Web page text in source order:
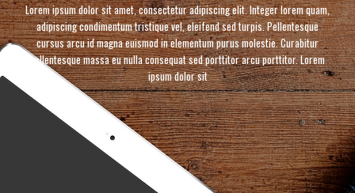
Lorem ipsum dolor sit amet, consectetur adipiscing elit. Integer lorem quam,
adipiscing condimentum tristique vel, eleifend sed turpis. Pellentesque
cursus arcu id magna euismod in elementum purus molestie. Curabitur
pellentesque massa eu nulla consequat sed porttitor arcu porttitor. Lorem
ipsum dolor sit